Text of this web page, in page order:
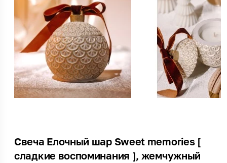
Свеча Елочный шар Sweet memories [
сладкие воспоминания ], жемчужный